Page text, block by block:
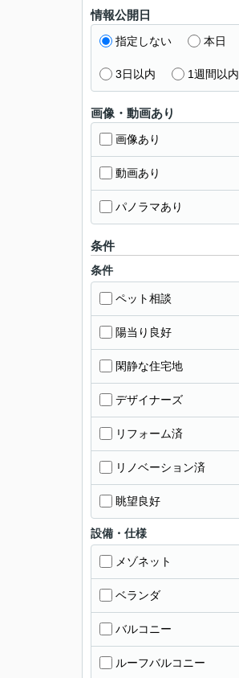
情報公開日
指定しない 本日
3日以内 1週間以内
画像・動画あり
画像あり
動画あり
パノラマあり
条件
条件
ペット相談
陽当り良好
閑静な住宅地
デザイナーズ
リフォーム済
リノベーション済
眺望良好
設備・仕様
メゾネット
ベランダ
バルコニー
ルーフバルコニー